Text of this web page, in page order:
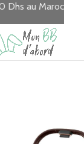
Poussettes
Dhs au Maroc